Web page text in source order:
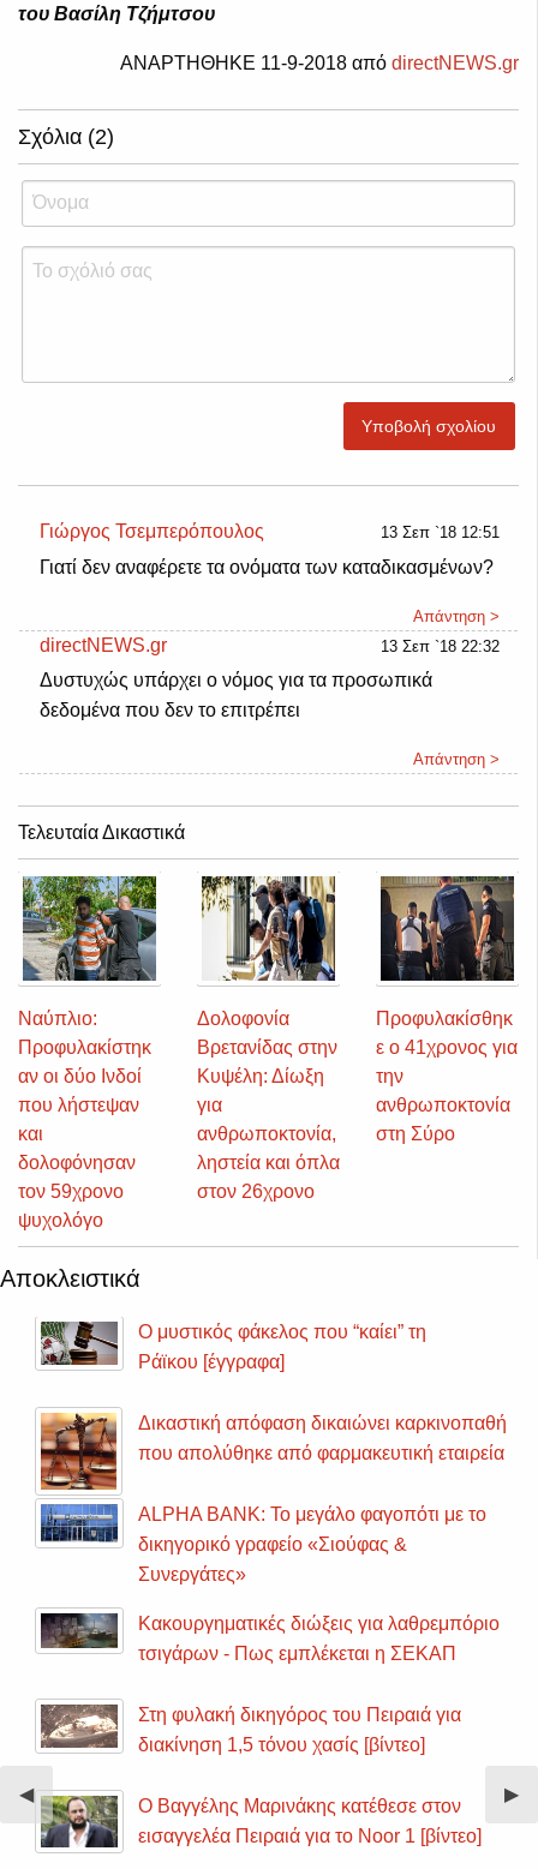
του Βασίλη Τζήμτσου
ΑΝΑΡΤΗΘΗΚΕ 11-9-2018 από directNEWS.gr
Σχόλια (2)
Υποβολή σχολίου
Γιώργος Τσεμπερόπουλος 13 Σεπ `18 12:51
Γιατί δεν αναφέρετε τα ονόματα των καταδικασμένων?
Απάντηση >
directNEWS.gr 13 Σεπ `18 22:32
Δυστυχώς υπάρχει ο νόμος για τα προσωπικά
δεδομένα που δεν το επιτρέπει
Απάντηση >
Τελευταία Δικαστικά
Ναύπλιο:
Προφυλακίστηκ
αν οι δύο Ινδοί
που λήστεψαν
και
δολοφόνησαν
τον 59χρονο
ψυχολόγο
Δολοφονία
Βρετανίδας στην
Κυψέλη: Δίωξη
για
ανθρωποκτονία,
ληστεία και όπλα
στον 26χρονο
Προφυλακίσθηκ
ε ο 41χρονος για
την
ανθρωποκτονία
στη Σύρο
Αποκλειστικά
Previous
Slide
◀︎ ▶︎
Ο μυστικός φάκελος που “καίει” τη
Ράϊκου [έγγραφα]
Δικαστική απόφαση δικαιώνει καρκινοπαθή
που απολύθηκε από φαρμακευτική εταιρεία
ALPHA BANK: Το μεγάλο φαγοπότι με το
δικηγορικό γραφείο «Σιούφας &
Συνεργάτες»
Κακουργηματικές διώξεις για λαθρεμπόριο
τσιγάρων - Πως εμπλέκεται η ΣΕΚΑΠ
Στη φυλακή δικηγόρος του Πειραιά για
διακίνηση 1,5 τόνου χασίς [βίντεο]
Ο Βαγγέλης Μαρινάκης κατέθεσε στον
εισαγγελέα Πειραιά για το Noor 1 [βίντεο]